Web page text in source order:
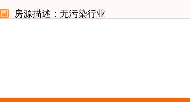
房源描述：无污染行业